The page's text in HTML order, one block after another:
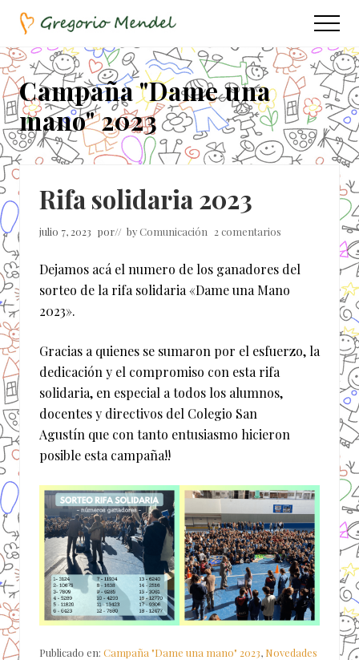
Menu
Saltar
contenido
principal
Saltar
la
barra
lateral
principal
Asociación
Civil
Menu
Campaña "Dame una
mano" 2023
Rifa solidaria 2023
julio 7, 2023 por// byComunicación 2 comentarios
Dejamos acá el numero de los ganadores del
sorteo de la rifa solidaria «Dame una Mano
2023».
Gracias a quienes se sumaron por el esfuerzo, la
dedicación y el compromiso con esta rifa
solidaria, en especial a todos los alumnos,
docentes y directivos del Colegio San
Agustín que con tanto entusiasmo hicieron
posible esta campaña!!
Publicado en: Campaña "Dame una mano" 2023, Novedades